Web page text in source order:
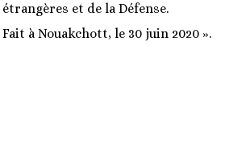
étrangères et de la Défense.
Fait à Nouakchott, le 30 juin 2020 ».